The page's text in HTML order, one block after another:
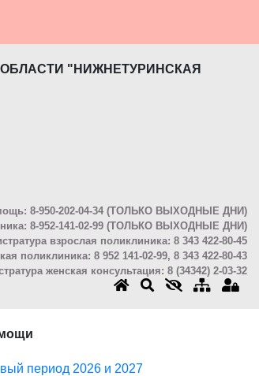
"НИЖНЕТУРИНСКАЯ
8-950-202-04-34 (ТОЛЬКО ВЫХОДНЫЕ ДНИ)
8-952-141-02-99 (ТОЛЬКО ВЫХОДНЫЕ ДНИ)
взрослая поликлиника: 8 343 422-80-45
поликлиника: 8 952 141-02-99, 8 343 422-80-43
женская консультация: 8 (34342) 2-03-32
период 2026 и 2027